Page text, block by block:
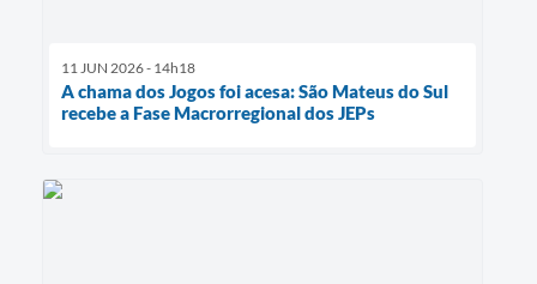
11 JUN 2026 - 14h18
A chama dos Jogos foi acesa: São Mateus do Sul
recebe a Fase Macrorregional dos JEPs